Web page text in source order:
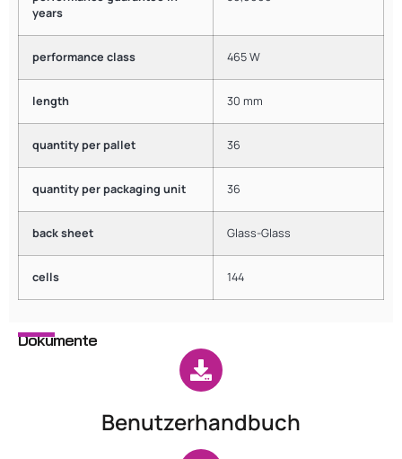
years
performance class 465 W
length 30 mm
quantity per pallet 36
quantity per packaging unit 36
back sheet Glass-Glass
cells 144
Dokumente
Benutzerhandbuch